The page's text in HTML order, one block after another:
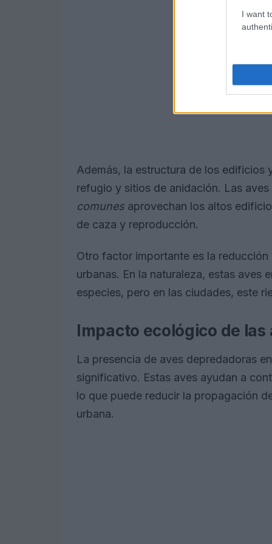
I want
Además, la estructura de los edificios
refugio y sitios de anidación. Las
comunes aprovechan los altos
de caza y reproducción.
Otro factor importante es la
urbanas. En la naturaleza, estas aves
especies, pero en las ciudades, este
Impacto ecológico de
La presencia de aves depredadoras
significativo. Estas aves ayudan a
lo que puede reducir la propagación
urbana.